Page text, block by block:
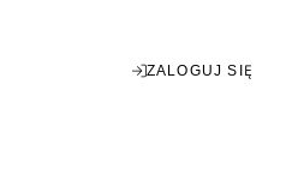
ZALOGUJ SIĘ